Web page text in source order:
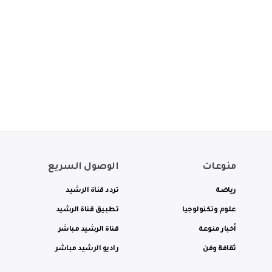
منوعات
رياضة
علوم وتكنولوجيا
أخبار منوعة
ثقافة وفن
الوصول السريع
تردد قناة الرشيد
تطبيق قناة الرشيد
قناة الرشيد مباشر
راديو الرشيد مباشر